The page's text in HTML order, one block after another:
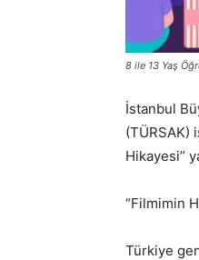
8 ile 13 Yaş
İstanbul
(TÜRSAK)
Hikayesi”
“Filmimin
Türkiye